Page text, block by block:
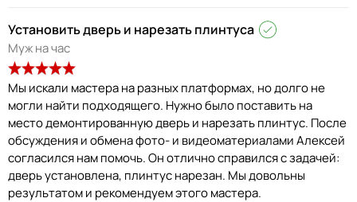
Установить дверь и нарезать плинтуса
Муж на час
Мы искали мастера на разных платформах, но долго не
могли найти подходящего. Нужно было поставить на
место демонтированную дверь и нарезать плинтус. После
обсуждения и обмена фото- и видеоматериалами Алексей
согласился нам помочь. Он отлично справился с задачей:
дверь установлена, плинтус нарезан. Мы довольны
результатом и рекомендуем этого мастера.